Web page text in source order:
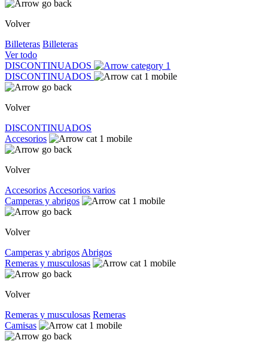
Volver
Billeteras Billeteras
Ver todo
DISCONTINUADOS
DISCONTINUADOS
Volver
DISCONTINUADOS
Accesorios
Volver
Accesorios Accesorios varios
Camperas y abrigos
Volver
Camperas y abrigos Abrigos
Remeras y musculosas
Volver
Remeras y musculosas Remeras
Camisas